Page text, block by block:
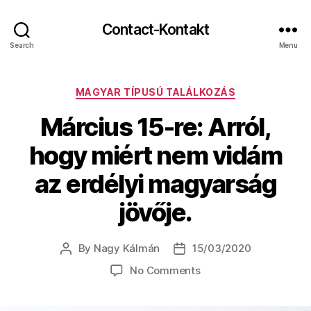
Search
Contact-Kontakt
Menu
Categories
MAGYAR TÍPUSÚ TALÁLKOZÁS
Március 15-re: Arról,
hogy miért nem vidám
az erdélyi magyarság
jövője.
Post
By Nagy Kálmán
Post15/03/2020
No Commentson